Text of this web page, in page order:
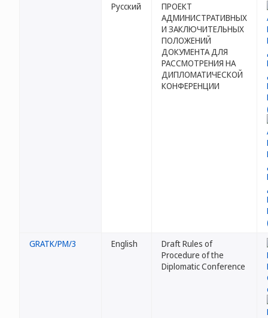
Русский
ПРОЕКТ
АДМИНИСТРАТИВНЫХ
И ЗАКЛЮЧИТЕЛЬНЫХ
ПОЛОЖЕНИЙ
ДОКУМЕНТА ДЛЯ
РАССМОТРЕНИЯ НА
ДИПЛОМАТИЧЕСКОЙ
КОНФЕРЕНЦИИ
GRATK/PM/3 English
Draft Rules of
Procedure of the
Diplomatic Conference